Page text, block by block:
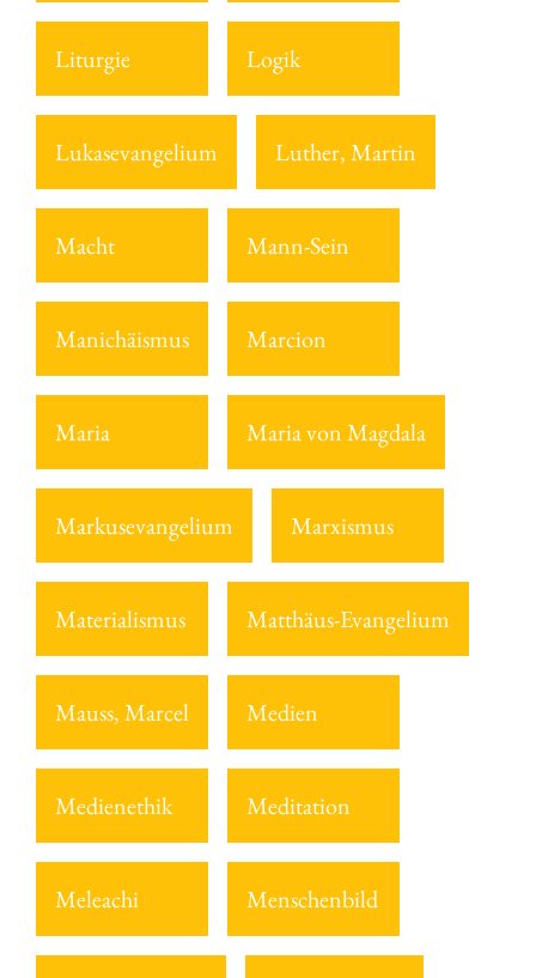
Liturgie Logik
Lukasevangelium Luther, Martin
Macht Mann-Sein
Manichäismus Marcion
Maria Maria von Magdala
Markusevangelium Marxismus
Materialismus Matthäus-Evangelium
Mauss, Marcel Medien
Medienethik Meditation
Meleachi Menschenbild